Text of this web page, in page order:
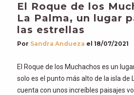
El Roque de los
La Palma, un lugar
las estrellas
Por Sandra Andueza el 18/07/2021
El Roque de los Muchachos es un
solo es el punto más alto de la isla de
cuenta con unos increíbles paisajes